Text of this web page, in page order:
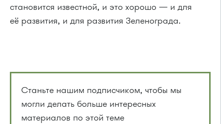
становится известной, и это хорошо — и для
её развития, и для развития Зеленограда.
Станьте нашим подписчиком, чтобы мы
могли делать больше интересных
материалов по этой теме